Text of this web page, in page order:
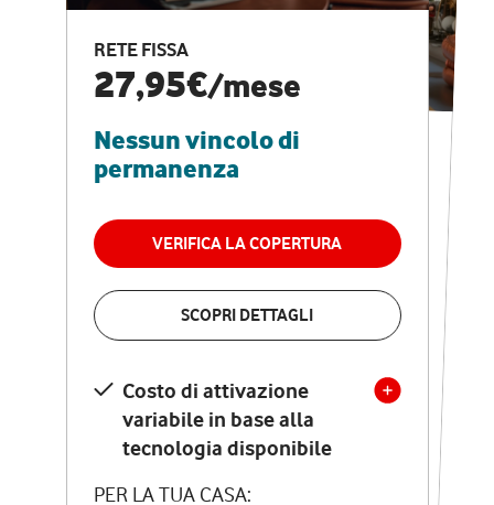
RETE FISSA
27,95€/mese
Nessun vincolo di
permanenza
VERIFICA LA COPERTURA
SCOPRI DETTAGLI
Costo di attivazione
variabile in base alla
tecnologia disponibile
PER LA TUA CASA:
CASA PRO
Internet veloce e
vantaggi speciali
RETE FISSA + VODAFONE CLUB
29,95€
permanenza
VERIFICA LA COPERTURA
Costo di attivazione
variabile in base alla
tecnologia disponibile
PER LA TUA CASA: